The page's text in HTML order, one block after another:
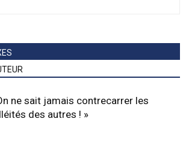
ne sait jamais contrecarrer les
des autres ! »